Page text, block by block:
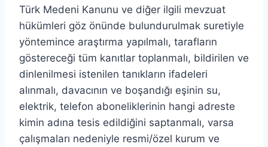
Türk Medeni Kanunu ve diğer ilgili mevzuat
hükümleri göz önünde bulundurulmak suretiyle
yöntemince araştırma yapılmalı, tarafların
göstereceği tüm kanıtlar toplanmalı, bildirilen ve
dinlenilmesi istenilen tanıkların ifadeleri
alınmalı, davacının ve boşandığı eşinin su,
elektrik, telefon aboneliklerinin hangi adreste
kimin adına tesis edildiğini saptanmalı, varsa
çalışmaları nedeniyle resmi/özel kurum ve